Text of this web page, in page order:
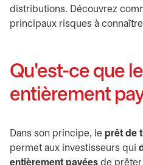
distributions. Découvrez
principaux risques à
Qu'est-ce que
entièrement
Dans son principe, le prêt de
permet aux investisseurs qui
entièrement payées de prêter